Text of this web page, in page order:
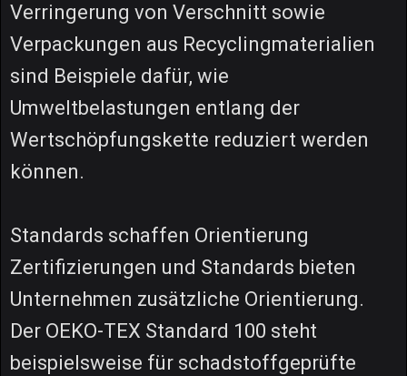
Verringerung von Verschnitt sowie
Verpackungen aus Recyclingmaterialien
sind Beispiele dafür, wie
Umweltbelastungen entlang der
Wertschöpfungskette reduziert werden
können.
Standards schaffen Orientierung
Zertifizierungen und Standards bieten
Unternehmen zusätzliche Orientierung.
Der OEKO-TEX Standard 100 steht
beispielsweise für schadstoffgeprüfte